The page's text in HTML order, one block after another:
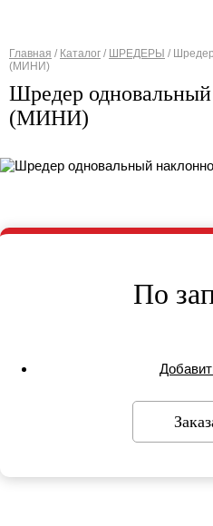
Вы здесь
Главная / Каталог / ШРЕДЕРЫ /
(МИНИ)
Шредер одновальный
(МИНИ)
По